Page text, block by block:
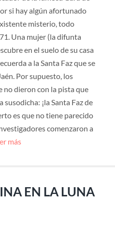
si hay algún afortunado
misterio, todo
Una mujer (la difunta
en el suelo de su casa
a la Santa Faz que se
Por supuesto, los
no dieron con la pista que
¡la Santa Faz de
es que no tiene parecido
comenzaron a
más
EN LA LUNA